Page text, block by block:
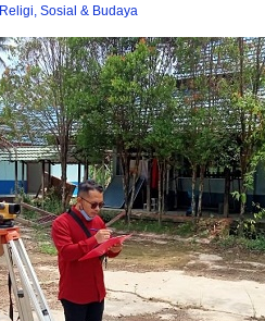
Religi, Sosial & Budaya